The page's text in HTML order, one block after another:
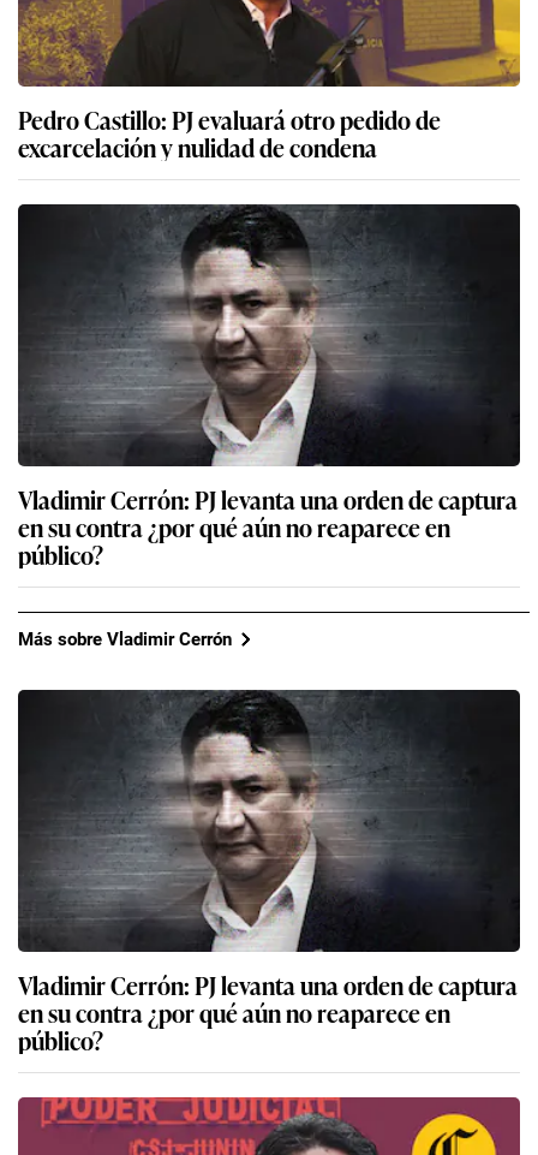
Pedro Castillo: PJ evaluará otro pedido de
excarcelación y nulidad de condena
Vladimir Cerrón: PJ levanta una orden de captura
en su contra ¿por qué aún no reaparece en
público?
Más sobre Vladimir Cerrón
Vladimir Cerrón: PJ levanta una orden de captura
en su contra ¿por qué aún no reaparece en
público?